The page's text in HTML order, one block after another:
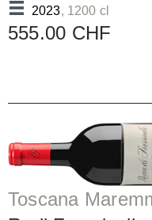
2023, 1200 cl
555.00 CHF
Toscana